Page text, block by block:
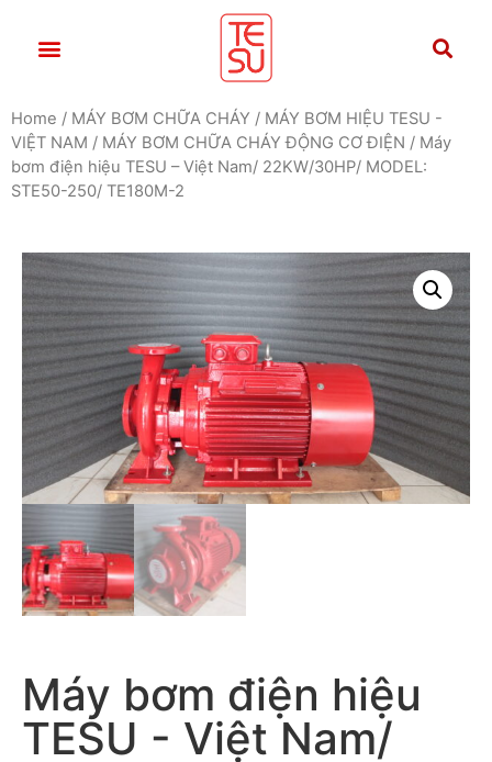
Home / MÁY BƠM CHỮA CHÁY / MÁY BƠM HIỆU TESU -
VIỆT NAM / MÁY BƠM CHỮA CHÁY ĐỘNG CƠ ĐIỆN / Máy
bơm điện hiệu TESU – Việt Nam/ 22KW/30HP/ MODEL:
STE50-250/ TE180M-2
Máy bơm điện hiệu
TESU - Việt Nam/